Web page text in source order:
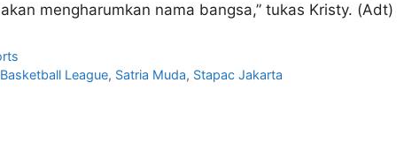
mengharumkan nama bangsa,” tukas Kristy. (Adt)
League, Satria Muda, Stapac Jakarta